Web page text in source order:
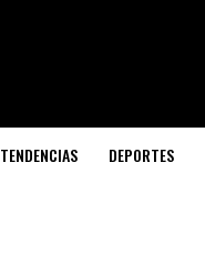
TENDENCIAS DEPORTES